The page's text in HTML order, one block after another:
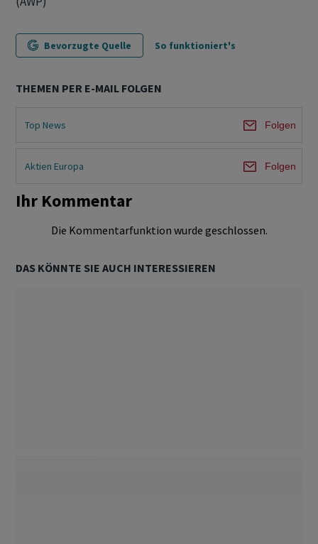
Bevorzugte Quelle So funktioniert's
THEMEN PER E-MAIL FOLGEN
Top News Folgen
Aktien Europa Folgen
Ihr Kommentar
Die Kommentarfunktion wurde geschlossen.
DAS KÖNNTE SIE AUCH INTERESSIEREN